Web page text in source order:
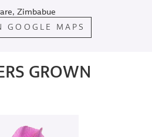
Zimbabue
GOOGLE MAPS
GROWN